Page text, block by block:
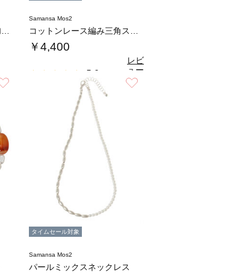
Samansa Mos2
￥4,400
5.0
レビ
ュー
を見
る
タイムセール対象
Samansa Mos2
パールミックスネックレス